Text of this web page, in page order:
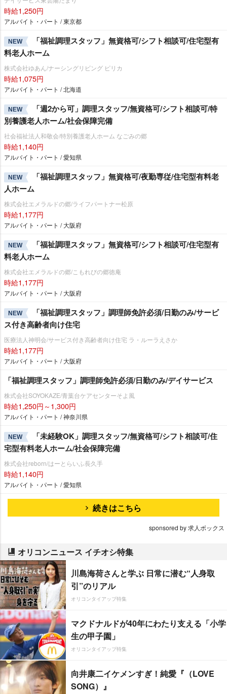
時給1,250円
アルバイト・パート / 東京都
NEW
「福祉調理スタッフ」無資格可/シフト相談可/住宅型有
料老人ホーム
株式会社ゆあん/ナーシングリビング ピリカ
時給1,075円
アルバイト・パート / 北海道
NEW
「週2から可」調理スタッフ/無資格可/シフト相談可/特
別養護老人ホーム/社会保障完備
社会福祉法人和敬会/特別養護老人ホーム なごみの郷
時給1,140円
アルバイト・パート / 愛知県
NEW
「福祉調理スタッフ」無資格可/夜勤専従/住宅型有料老
人ホーム
株式会社エメラルドの郷/ライフパートナー松原
時給1,177円
アルバイト・パート / 大阪府
NEW
「福祉調理スタッフ」無資格可/シフト相談可/住宅型有
料老人ホーム
株式会社エメラルドの郷/こもれびの郷徳庵
時給1,177円
アルバイト・パート / 大阪府
NEW
「福祉調理スタッフ」調理師免許必須/日勤のみ/サービ
ス付き高齢者向け住宅
医療法人神明会/サービス付き高齢者向け住宅 ラ・ルーラえさか
時給1,177円
アルバイト・パート / 大阪府
「福祉調理スタッフ」調理師免許必須/日勤のみ/デイサービス
株式会社SOYOKAZE/青葉台ケアセンターそよ風
時給1,250円～1,300円
アルバイト・パート / 神奈川県
NEW
「未経験OK」調理スタッフ/無資格可/シフト相談可/住
宅型有料老人ホーム/社会保障完備
株式会社reborn/はーとらいふ長久手
時給1,140円
アルバイト・パート / 愛知県
続きはこちら
sponsored by 求人ボックス
オリコンニュース イチオシ特集
川島海荷さんと学ぶ 日常に潜む“人身取
引”のリアル
オリコンタイアップ特集
マクドナルドが40年にわたり支える「小学
生の甲子園」
オリコンタイアップ特集
向井康二イケメンすぎ！純愛『（LOVE
SONG）』